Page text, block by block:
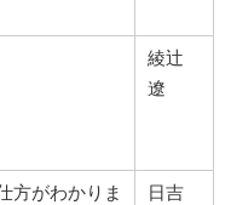
綾辻
遼
方がわかりま
日吉